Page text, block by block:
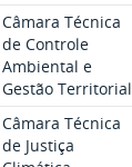
Câmara Técnica
de Controle
Ambiental e
Gestão Territorial
Câmara Técnica
de Justiça